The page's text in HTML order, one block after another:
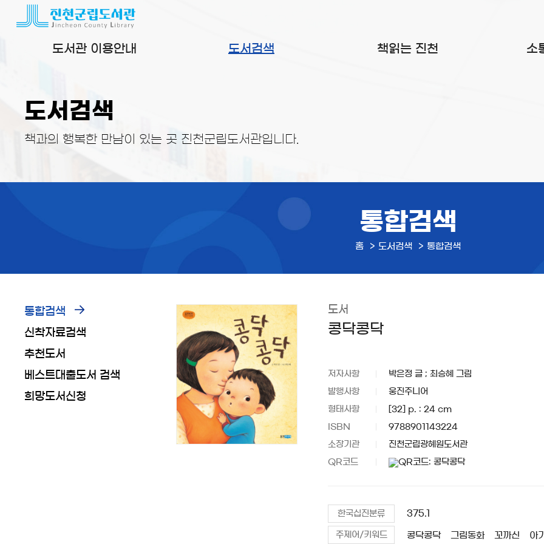
도서관 이용안내 도서검색 책읽는 진천 소
도서검색
책과의 행복한 만남이 있는 곳 진천군립도서관입니다.
통합검색
홈 도서검색 통합검색
통합검색
신착자료검색
추천도서
베스트대출도서 검색
희망도서신청
도서
콩닥콩닥
저자사항 박은정 글 ; 최승혜 그림
발행사항 웅진주니어
형태사항 [32] p. : 24 cm
ISBN 9788901143224
소장기관 진천군립광혜원도서관
QR코드
한국십진분류 375.1
주제어/키워드 콩닥콩닥 그림동화 꼬까신 아